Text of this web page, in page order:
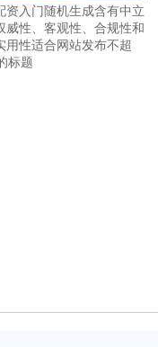
资入门随机生成含有中立
威性、客观性、合规性和
用性适合网站发布不超
标题